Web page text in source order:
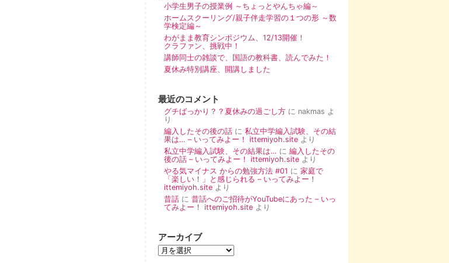
小学生男子の授業例 ～ちょっとやんちゃ編～
ホームスクーリング/親子伴走学習の１つの形 ～数
学検定編～
わがまま教育シンポジウム、12/13開催！
クラファン、挑戦中！
講師同士の雑談で、国語の教科書、読んでみた！
夏休み特別講座、開講しました
最近のコメント
グチばっかり？？夏休みの過ごし方に nakmas よ
り
編入したその後の話に 私立中学編入試験、その結
果は… – いってみよー！ ittemiyoh.siteより
私立中学編入試験、その結果は… に 編入したその
後の話 – いってみよー！ ittemiyoh.siteより
やる気マイナス からの勉強方法 #01 に 家庭で
「楽しい！」と感じられる – いってみよー！
ittemiyoh.siteより
昔話に 昔話へのご招待がYouTubeにあった – いっ
てみよー！ ittemiyoh.siteより
アーカイブ